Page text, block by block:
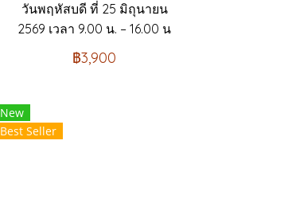
วันพฤหัสบดี ที่ 25 มิถุนายน
2569 เวลา 9.00 น. – 16.00 น
฿3,900
New
Best Seller